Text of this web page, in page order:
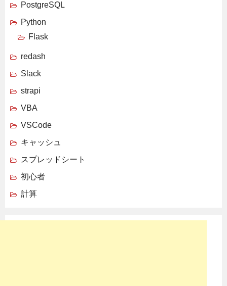
PostgreSQL
Python
Flask
redash
Slack
strapi
VBA
VSCode
キャッシュ
スプレッドシート
初心者
計算